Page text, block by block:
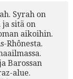
Syrah on
sitä on
aikoihin.
Rhônesta.
Barossan
alue.